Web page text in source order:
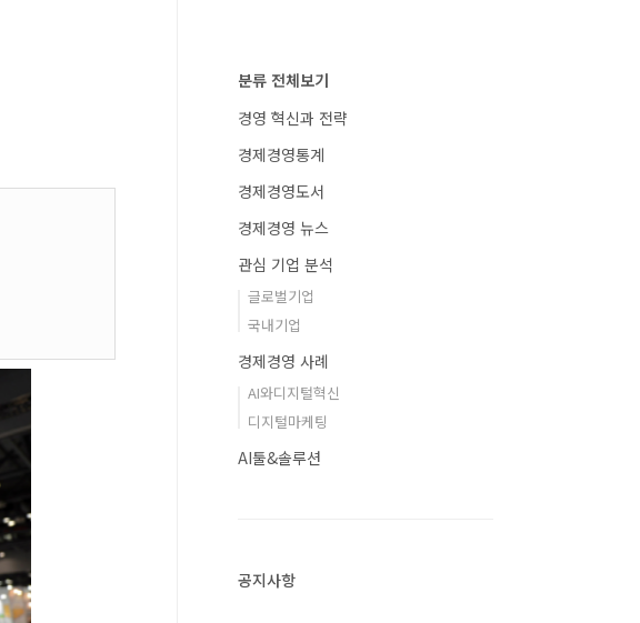
분류 전체보기
경영 혁신과 전략
경제경영통계
경제경영도서
경제경영 뉴스
관심 기업 분석
글로벌기업
국내기업
경제경영 사례
AI와디지털혁신
디지털마케팅
AI툴&솔루션
공지사항